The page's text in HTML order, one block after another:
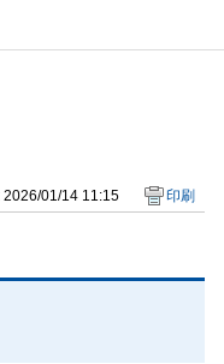
2026/01/14 11:15 印刷